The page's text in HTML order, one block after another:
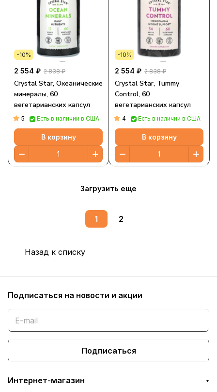
-10%
2 554 ₽ 2 838 ₽
Crystal Star, Океанические
минералы, 60
вегетарианских капсул
5 Есть в наличии в США
В корзину
-10%
2 554 ₽ 2 838 ₽
Crystal Star, Tummy
Control, 60
вегетарианских капсул
4 Есть в наличии в США
В корзину
Загрузить еще
1 2
Назад к списку
Подписаться на новости и акции
Подписаться
Интернет-магазин